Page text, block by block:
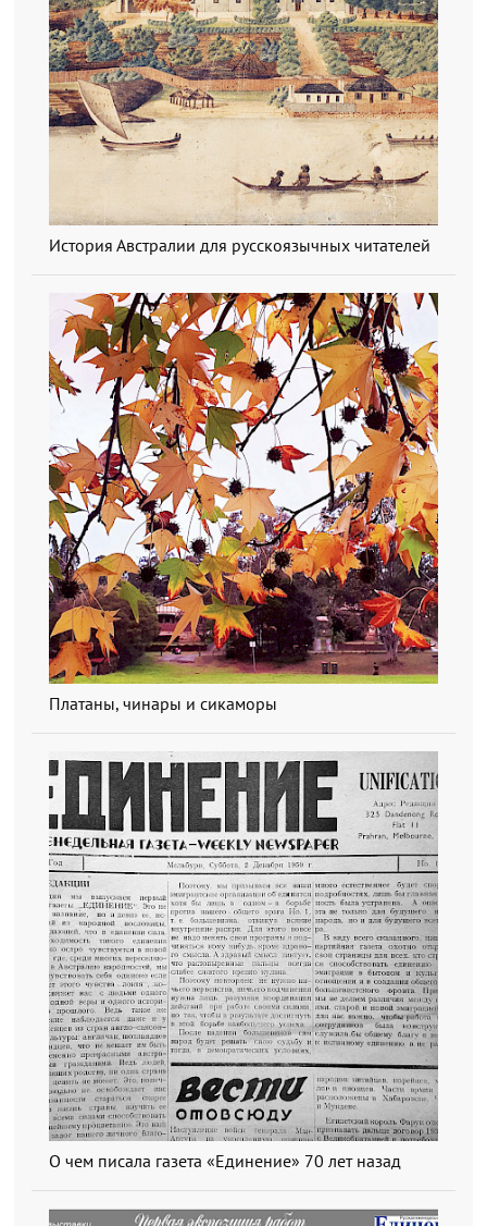
История Австралии для русскоязычных читателей
Платаны, чинары и сикаморы
О чем писала газета «Единение» 70 лет назад